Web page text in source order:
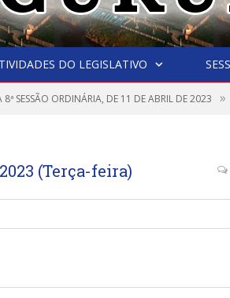
DO LEGISLATIVO
8ª SESSÃO ORDINÁRIA, DE 11 DE ABRIL DE 2023 »
(Terça-feira)